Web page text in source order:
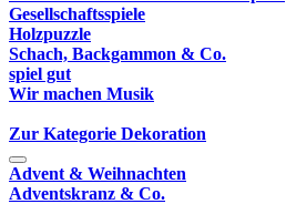
Gesellschaftsspiele
Holzpuzzle
Schach, Backgammon & Co.
spiel gut
Wir machen Musik
Zur Kategorie Dekoration
Advent & Weihnachten
Adventskranz & Co.